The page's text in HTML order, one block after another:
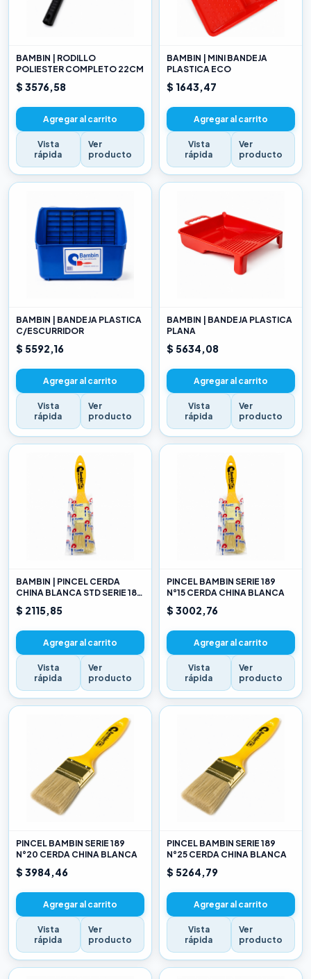
BAMBIN | RODILLO
POLIESTER COMPLETO 22CM
$ 3576,58
Agregar al carrito
Vista
rápida
Ver
producto
BAMBIN | MINI BANDEJA
PLASTICA ECO
$ 1643,47
Agregar al carrito
Vista
rápida
Ver
producto
BAMBIN | BANDEJA PLASTICA
C/ESCURRIDOR
$ 5592,16
Agregar al carrito
Vista
rápida
Ver
producto
BAMBIN | BANDEJA PLASTICA
PLANA
$ 5634,08
Agregar al carrito
Vista
rápida
Ver
producto
BAMBIN | PINCEL CERDA
CHINA BLANCA STD SERIE 189
10
$ 2115,85
Agregar al carrito
Vista
rápida
Ver
producto
PINCEL BAMBIN SERIE 189
N°15 CERDA CHINA BLANCA
$ 3002,76
Agregar al carrito
Vista
rápida
Ver
producto
PINCEL BAMBIN SERIE 189
N°20 CERDA CHINA BLANCA
$ 3984,46
Agregar al carrito
Vista
rápida
Ver
producto
PINCEL BAMBIN SERIE 189
N°25 CERDA CHINA BLANCA
$ 5264,79
Agregar al carrito
Vista
rápida
Ver
producto